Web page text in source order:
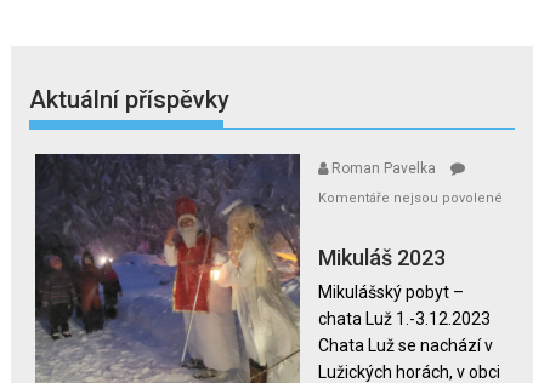
Aktuální příspěvky
Roman Pavelka
Komentáře nejsou povolené
textu
názvem
Mikuláš
2023
Mikuláš 2023
Mikulášský pobyt –
chata Luž 1.-3.12.2023
Chata Luž se nachází v
Lužických horách, v obci